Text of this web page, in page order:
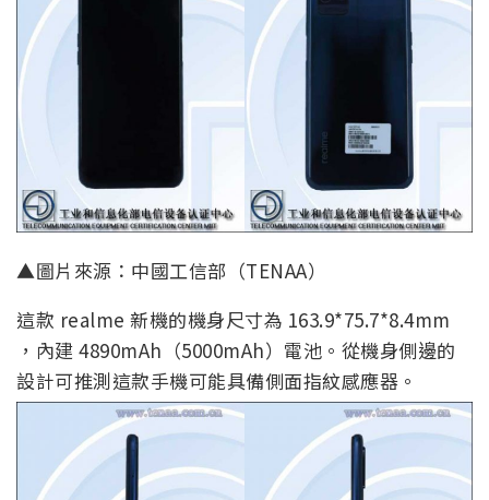
▲圖片來源：中國工信部（TENAA）
這款 realme 新機的機身尺寸為 163.9*75.7*8.4mm
，內建 4890mAh（5000mAh）電池。從機身側邊的
設計可推測這款手機可能具備側面指紋感應器。